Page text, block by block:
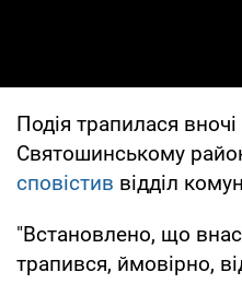
Подія трапилася вночі
Святошинському
сповістив відділ
"Встановлено, що
трапився, ймовірно,